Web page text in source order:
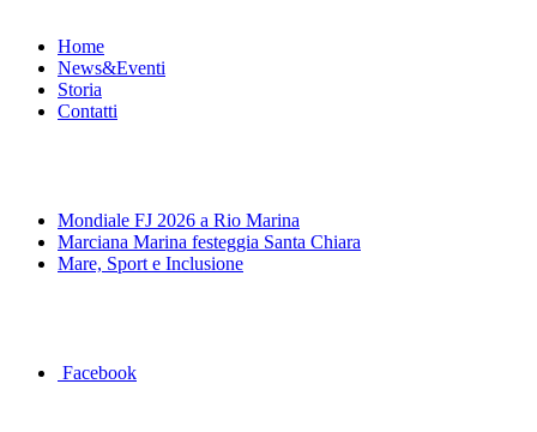
Home
News&Eventi
Storia
Contatti
Mondiale FJ 2026 a Rio Marina
Marciana Marina festeggia Santa Chiara
Mare, Sport e Inclusione
Facebook